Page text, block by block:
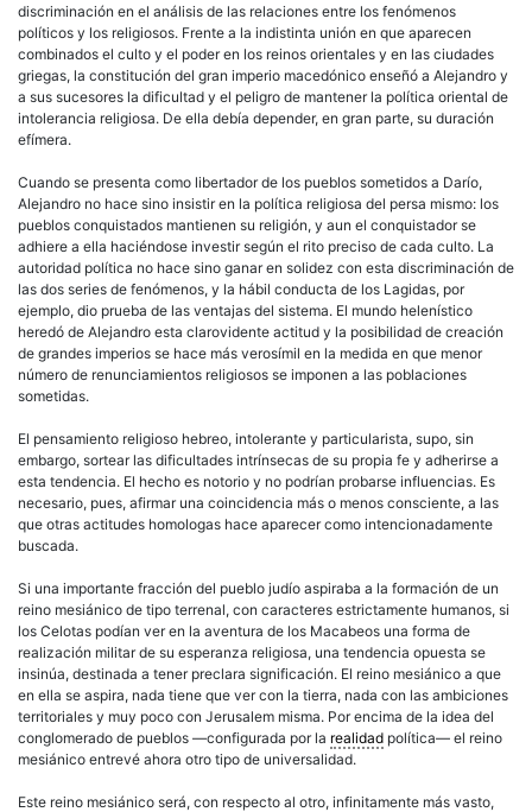
discriminación en el análisis de las relaciones entre los fenómenos
políticos y los religiosos. Frente a la indistinta unión en que aparecen
combinados el culto y el poder en los reinos orientales y en las ciudades
griegas, la constitución del gran imperio macedónico enseñó a Alejandro y
a sus sucesores la dificultad y el peligro de mantener la política oriental de
intolerancia religiosa. De ella debía depender, en gran parte, su duración
efímera.
Cuando se presenta como libertador de los pueblos sometidos a Darío,
Alejandro no hace sino insistir en la política religiosa del persa mismo: los
pueblos conquistados mantienen su religión, y aun el conquistador se
adhiere a ella haciéndose investir según el rito preciso de cada culto. La
autoridad política no hace sino ganar en solidez con esta discriminación de
las dos series de fenómenos, y la hábil conducta de los Lagidas, por
ejemplo, dio prueba de las ventajas del sistema. El mundo helenístico
heredó de Alejandro esta clarovidente actitud y la posibilidad de creación
de grandes imperios se hace más verosímil en la medida en que menor
número de renunciamientos religiosos se imponen a las poblaciones
sometidas.
El pensamiento religioso hebreo, intolerante y particularista, supo, sin
embargo, sortear las dificultades intrínsecas de su propia fe y adherirse a
esta tendencia. El hecho es notorio y no podrían probarse influencias. Es
necesario, pues, afirmar una coincidencia más o menos consciente, a las
que otras actitudes homologas hace aparecer como intencionadamente
buscada.
Si una importante fracción del pueblo judío aspiraba a la formación de un
reino mesiánico de tipo terrenal, con caracteres estrictamente humanos, si
los Celotas podían ver en la aventura de los Macabeos una forma de
realización militar de su esperanza religiosa, una tendencia opuesta se
insinúa, destinada a tener preclara significación. El reino mesiánico a que
en ella se aspira, nada tiene que ver con la tierra, nada con las ambiciones
territoriales y muy poco con Jerusalem misma. Por encima de la idea del
conglomerado de pueblos —configurada por la realidad política— el reino
mesiánico entrevé ahora otro tipo de universalidad.
Este reino mesiánico será, con respecto al otro, infinitamente más vasto,